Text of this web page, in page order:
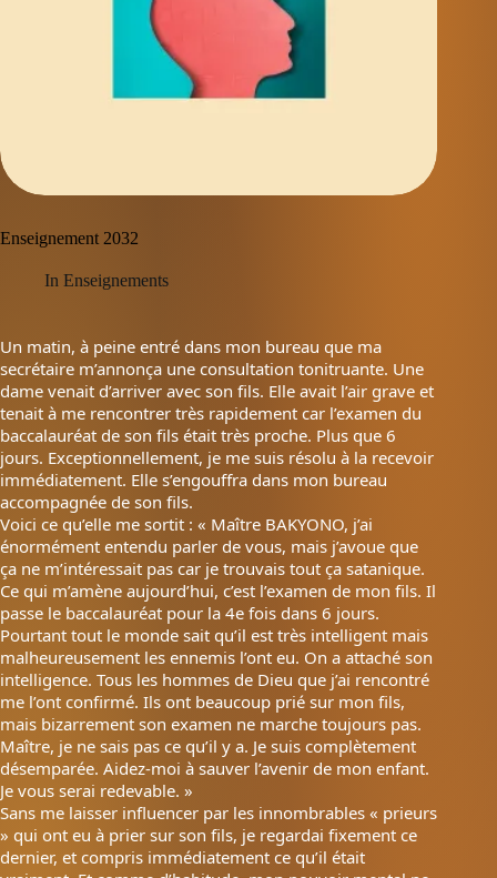
Enseignement 2032
In Enseignements
Un matin, à peine entré dans mon bureau que ma
secrétaire m’annonça une consultation tonitruante. Une
dame venait d’arriver avec son fils. Elle avait l’air grave et
tenait à me rencontrer très rapidement car l’examen du
baccalauréat de son fils était très proche. Plus que 6
jours. Exceptionnellement, je me suis résolu à la recevoir
immédiatement. Elle s’engouffra dans mon bureau
accompagnée de son fils.
Voici ce qu’elle me sortit : « Maître BAKYONO, j’ai
énormément entendu parler de vous, mais j’avoue que
ça ne m’intéressait pas car je trouvais tout ça satanique.
Ce qui m’amène aujourd’hui, c’est l’examen de mon fils. Il
passe le baccalauréat pour la 4e fois dans 6 jours.
Pourtant tout le monde sait qu’il est très intelligent mais
malheureusement les ennemis l’ont eu. On a attaché son
intelligence. Tous les hommes de Dieu que j’ai rencontré
me l’ont confirmé. Ils ont beaucoup prié sur mon fils,
mais bizarrement son examen ne marche toujours pas.
Maître, je ne sais pas ce qu’il y a. Je suis complètement
désemparée. Aidez-moi à sauver l’avenir de mon enfant.
Je vous serai redevable. »
Sans me laisser influencer par les innombrables « prieurs
» qui ont eu à prier sur son fils, je regardai fixement ce
dernier, et compris immédiatement ce qu’il était